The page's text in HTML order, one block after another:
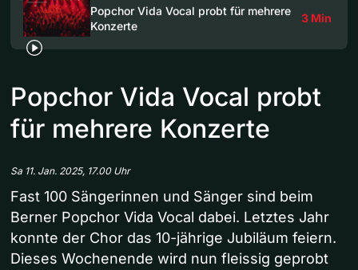
Popchor Vida Vocal probt für mehrere
Konzerte
3 Min
Popchor Vida Vocal probt
für mehrere Konzerte
Sa 11. Jan. 2025, 17.00 Uhr
Fast 100 Sängerinnen und Sänger sind beim
Berner Popchor Vida Vocal dabei. Letztes Jahr
konnte der Chor das 10-jährige Jubiläum feiern.
Dieses Wochenende wird nun fleissig geprobt